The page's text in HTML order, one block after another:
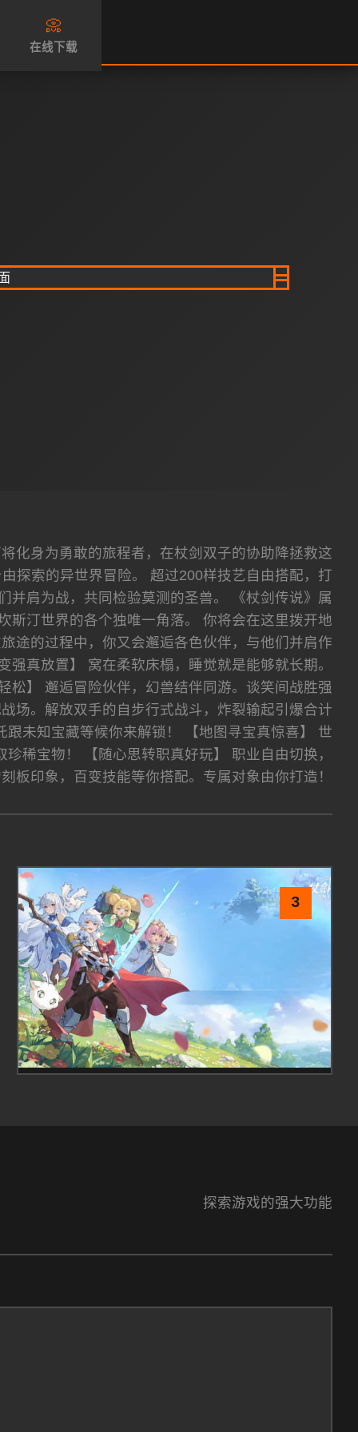
📀
在线下载
化身为勇敢的旅程者，在杖剑双子的协助降拯救这
探索的异世界冒险。 超过200样技艺自由搭配，打
并肩为战，共同检验莫测的圣兽。 《杖剑传说》属
斯汀世界的各个独唯一角落。 你将会在这里拨开地
途的过程中，你又会邂逅各色伙伴，与他们并肩作
真放置】 窝在柔软床榻，睡觉就是能够就长期。
松】 邂逅冒险伙伴，幻兽结伴同游。谈笑间战胜强
场。解放双手的自步行式战斗，炸裂输起引爆合计
未知宝藏等候你来解锁！ 【地图寻宝真惊喜】 世
稀宝物！ 【随心思转职真好玩】 职业自由切换，
板印象，百变技能等你搭配。专属对象由你打造！
3
探索游戏的强大功能